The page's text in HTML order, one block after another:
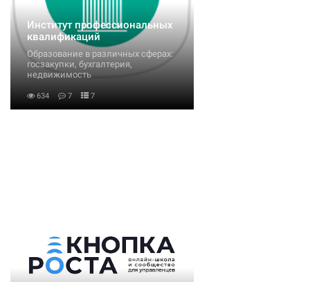
Институт профессиональных
квалификаций
Образование в различных сферах:
госзакупки, бухгалтерия,
недвижимость
634 7 7